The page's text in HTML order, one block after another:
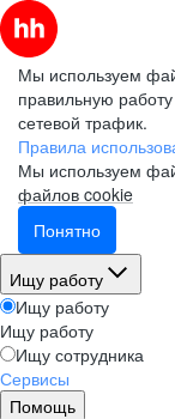
Мы используем
правильную
сетевой трафик.
Правила
Мы используем
файлов cookie
Понятно
Ищу работу
Ищу работу
Ищу работу
Ищу сотрудника
Сервисы
Помощь